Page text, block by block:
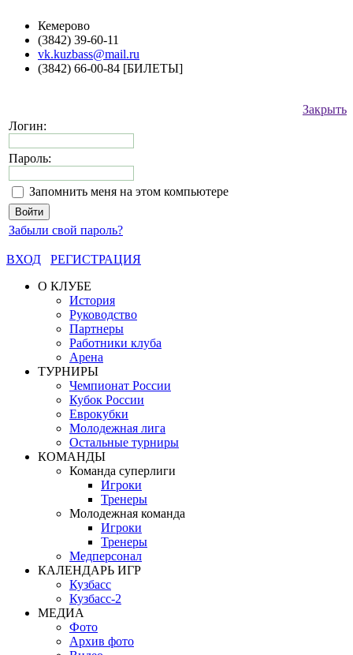
Кемерово
(3842) 39-60-11
vk.kuzbass@mail.ru
(3842) 66-00-84 [БИЛЕТЫ]
Закрыть
Логин:
Пароль:
Запомнить меня на этом компьютере
Забыли свой пароль?
ВХОД
РЕГИСТРАЦИЯ
О КЛУБЕ
История
Руководство
Партнеры
Работники клуба
Арена
ТУРНИРЫ
Чемпионат России
Кубок России
Еврокубки
Молодежная лига
Остальные турниры
КОМАНДЫ
Команда суперлиги
Игроки
Тренеры
Молодежная команда
Игроки
Тренеры
Медперсонал
КАЛЕНДАРЬ ИГР
Кузбасс
Кузбасс-2
МЕДИА
Фото
Архив фото